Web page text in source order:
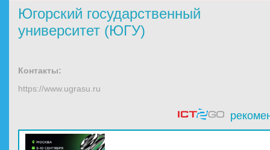
Югорский государственный
университет (ЮГУ)
Контакты:
https://www.ugrasu.ru